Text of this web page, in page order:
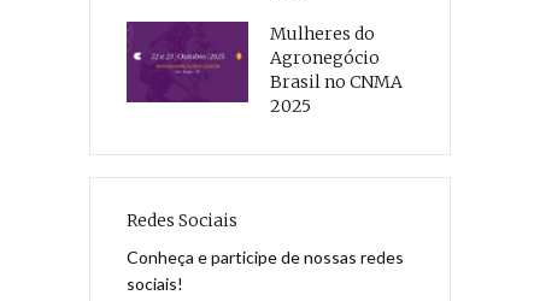
Mulheres do
Agronegócio
Brasil no CNMA
2025
Redes Sociais
Conheça e participe de nossas redes
sociais!